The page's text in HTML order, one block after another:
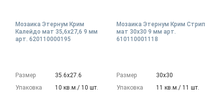
Мозаика Этернум Крим
Калейдо мат 35,6x27,6 9 мм
арт. 620110000195
Размер
35.6х27.6
Упаковка
10 кв.м./ 10 шт.
Мозаика Этернум Крим Стрип
мат 30x30 9 мм арт.
610110001118
Размер
30х30
Упаковка
11 кв.м./ 11 шт.